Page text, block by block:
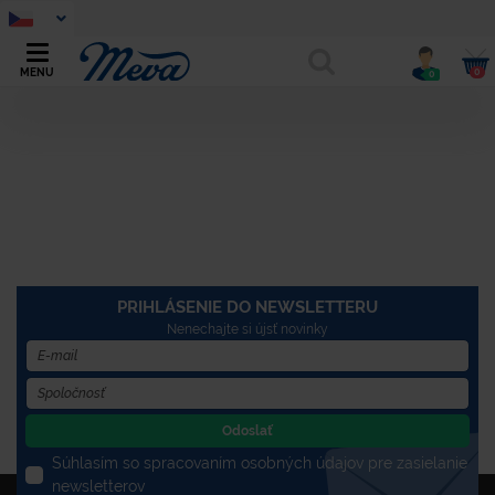
MENU 0 0
PRIHLÁSENIE DO NEWSLETTERU
Nenechajte si újsť novinky
Odoslať
Súhlasím so spracovaním osobných údajov pre zasielanie
newsletterov